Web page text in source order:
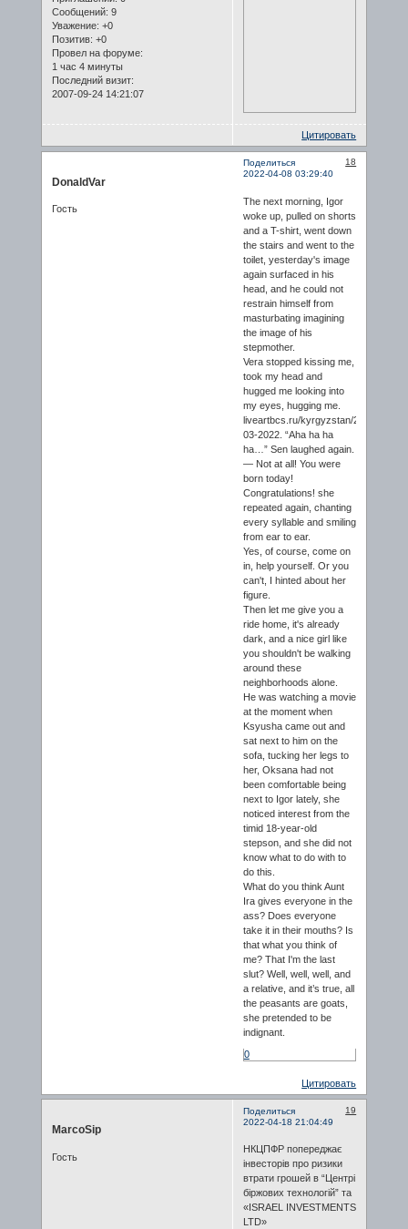
Сообщений: 9
Уважение: +0
Позитив: +0
Провел на форуме:
1 час 4 минуты
Последний визит:
2007-09-24 14:21:07
Цитировать
Поделиться
18
2022-04-08 03:29:40
DonaldVar
Гость
The next morning, Igor
woke up, pulled on shorts
and a T-shirt, went down
the stairs and went to the
toilet, yesterday's image
again surfaced in his
head, and he could not
restrain himself from
masturbating imagining
the image of his
stepmother.
Vera stopped kissing me,
took my head and
hugged me looking into
my eyes, hugging me.
liveartbcs.ru/kyrgyzstan/29-
03-2022. “Aha ha ha
ha…” Sen laughed again.
— Not at all! You were
born today!
Congratulations! she
repeated again, chanting
every syllable and smiling
from ear to ear.
Yes, of course, come on
in, help yourself. Or you
can't, I hinted about her
figure.
Then let me give you a
ride home, it's already
dark, and a nice girl like
you shouldn't be walking
around these
neighborhoods alone.
He was watching a movie
at the moment when
Ksyusha came out and
sat next to him on the
sofa, tucking her legs to
her, Oksana had not
been comfortable being
next to Igor lately, she
noticed interest from the
timid 18-year-old
stepson, and she did not
know what to do with to
do this.
What do you think Aunt
Ira gives everyone in the
ass? Does everyone
take it in their mouths? Is
that what you think of
me? That I'm the last
slut? Well, well, well, and
a relative, and it’s true, all
the peasants are goats,
she pretended to be
indignant.
0
Цитировать
Поделиться
19
2022-04-18 21:04:49
MarcoSip
Гость
НКЦПФР попереджає
інвесторів про ризики
втрати грошей в “Центрі
біржових технологій” та
«ISRAEL INVESTMENTS
LTD»